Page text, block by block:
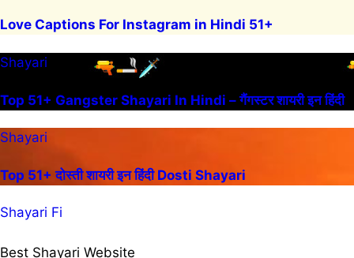
Love Captions For Instagram in Hindi 51+
Shayari
Top 51+ Gangster Shayari In Hindi – गैंगस्टर शायरी इन हिंदी
Shayari
Top 51+ दोस्ती शायरी इन हिंदी Dosti Shayari
Shayari Fi
Best Shayari Website